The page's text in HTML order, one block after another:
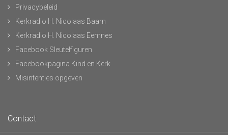
Privacybeleid
Kerkradio H. Nicolaas Baarn
Kerkradio H. Nicolaas Eemnes
Facebook Sleutelfiguren
Facebookpagina Kind en Kerk
Misintenties opgeven
Contact